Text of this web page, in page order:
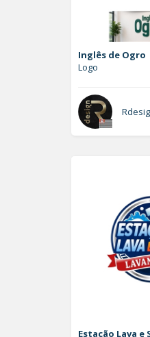
Inglês de Ogro
Logo
Estacão Lava e